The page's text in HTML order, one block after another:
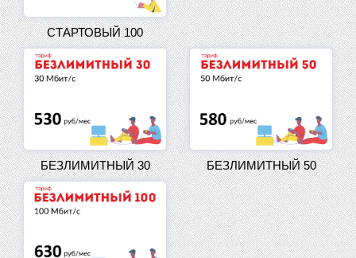
СТАРТОВЫЙ 100
БЕЗЛИМИТНЫЙ 30 БЕЗЛИМИТНЫЙ 50